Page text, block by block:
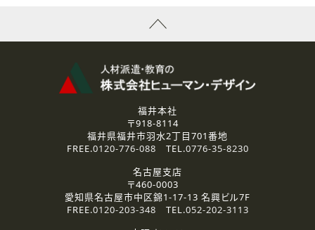
資料送付、受講相談に関するご連絡のために利用いたしま
その他、お問い合わせの内容に回答するために利用いたし
なお、ご連絡手段は、電話・Ｅメールのいずれかの方法とい
2.個人情報の第三者提供
ご提供いただいた個人情報は、法令等の規定に従う場合を除き、
3.個人情報の取り扱いの委託
弊社の定める個人情報保護の評価基準を満たした委託先に、個
人情報を委託する場合があります。
福井本社
〒918-8114
福井県福井市羽水2丁目701番地
FREE.0120-776-088 TEL.0776-35-8230
名古屋支店
〒460-0003
愛知県名古屋市中区錦1-17-13 名興ビル7F
FREE.0120-203-348 TEL.052-202-3113